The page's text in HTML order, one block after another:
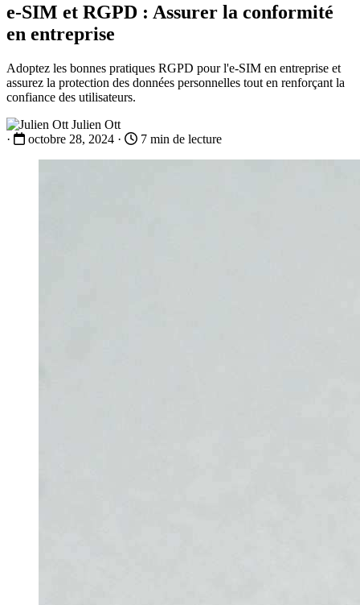
e-SIM et RGPD : Assurer la conformité
en entreprise
Adoptez les bonnes pratiques RGPD pour l'e-SIM en entreprise et
assurez la protection des données personnelles tout en renforçant la
confiance des utilisateurs.
Julien Ott
·
octobre 28, 2024 · 7 min de lecture